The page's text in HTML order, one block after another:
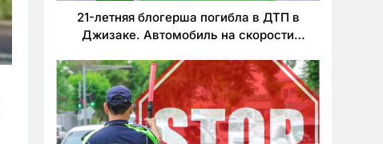
21-летняя блогерша погибла в ДТП в
Джизаке. Автомобиль на скорости